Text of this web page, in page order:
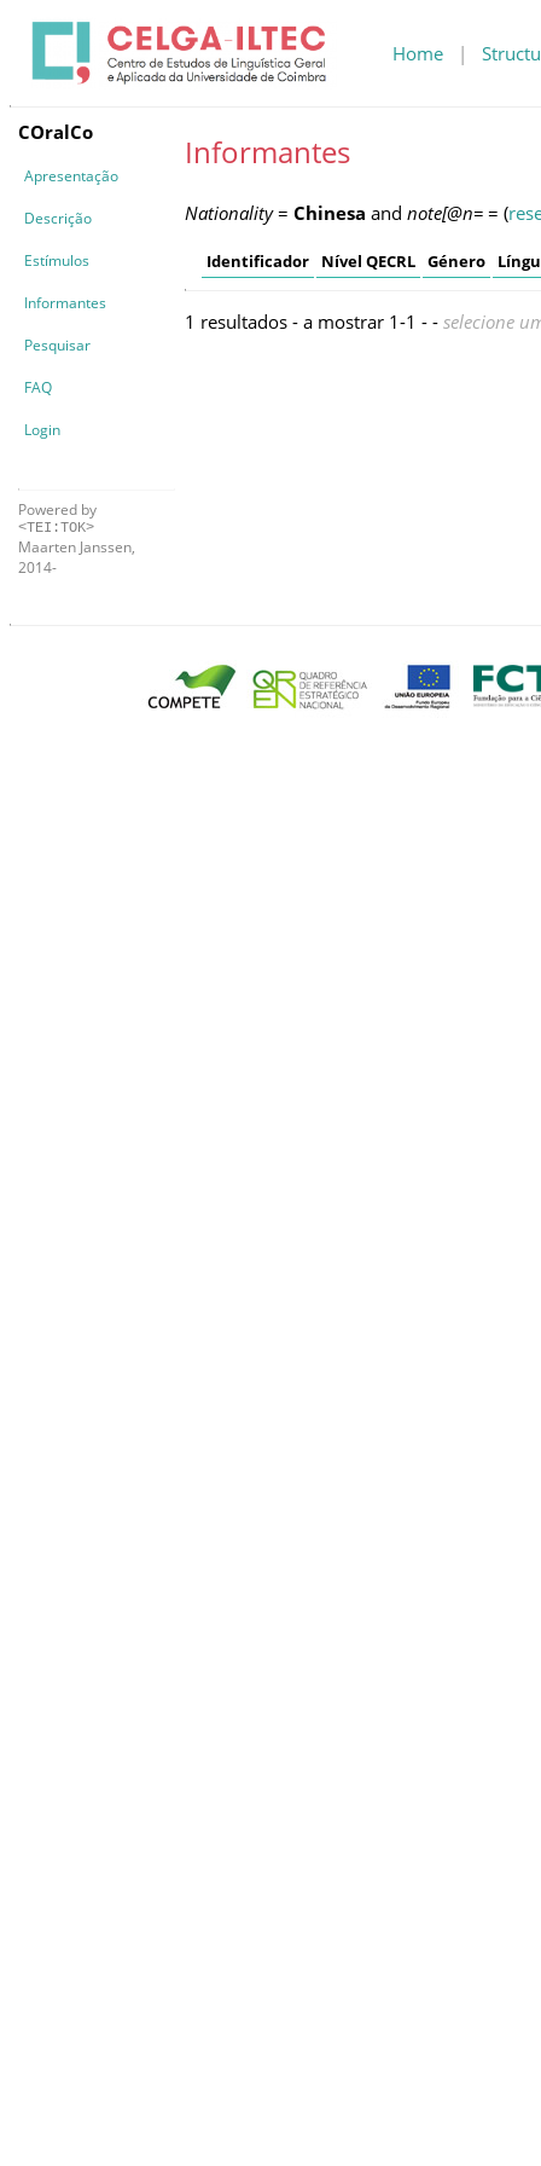
Home |
COralCo
Apresentação
Descrição
Estímulos
Informantes
Pesquisar
FAQ
Login
Powered by
<TEI:TOK>
Maarten Janssen,
2014-
Informantes
Nationality= Chinesa and note[@n= = (
Identificador Nível QECRL Género
1 resultados - a mostrar 1-1 - - selecione